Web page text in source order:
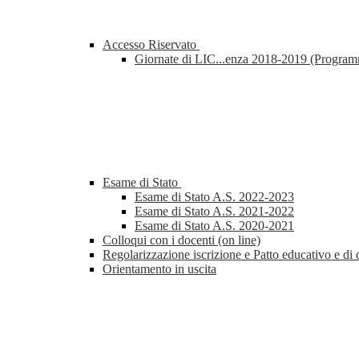
Accesso Riservato
Giornate di LIC...enza 2018-2019
Esame di Stato
Esame di Stato A.S. 2022-2023
Esame di Stato A.S. 2021-2022
Esame di Stato A.S. 2020-2021
Colloqui con i docenti (on line)
Regolarizzazione iscrizione e Patto educativo e di
Orientamento in uscita